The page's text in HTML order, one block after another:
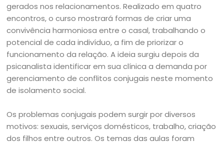
gerados nos relacionamentos. Realizado em quatro
encontros, o curso mostrará formas de criar uma
convivência harmoniosa entre o casal, trabalhando o
potencial de cada indivíduo, a fim de priorizar o
funcionamento da relação. A ideia surgiu depois da
psicanalista identificar em sua clínica a demanda por
gerenciamento de conflitos conjugais neste momento
de isolamento social.
Os problemas conjugais podem surgir por diversos
motivos: sexuais, serviços domésticos, trabalho, criação
dos filhos entre outros. Os temas das aulas foram